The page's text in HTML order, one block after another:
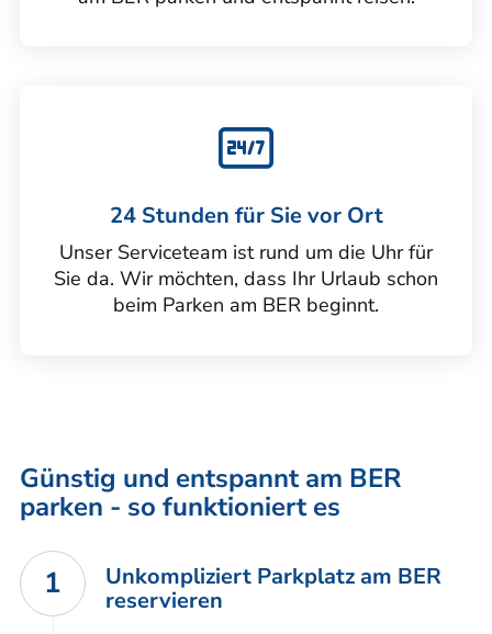
24 Stunden für Sie vor Ort
Unser Serviceteam ist rund um die Uhr für
Sie da. Wir möchten, dass Ihr Urlaub schon
beim Parken am BER beginnt.
Günstig und entspannt am BER
parken - so funktioniert es
1
Unkompliziert Parkplatz am BER
reservieren